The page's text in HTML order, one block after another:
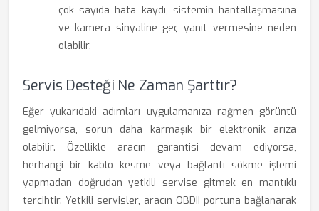
çok sayıda hata kaydı, sistemin hantallaşmasına
ve kamera sinyaline geç yanıt vermesine neden
olabilir.
Servis Desteği Ne Zaman Şarttır?
Eğer yukarıdaki adımları uygulamanıza rağmen görüntü
gelmiyorsa, sorun daha karmaşık bir elektronik arıza
olabilir. Özellikle aracın garantisi devam ediyorsa,
herhangi bir kablo kesme veya bağlantı sökme işlemi
yapmadan doğrudan yetkili servise gitmek en mantıklı
tercihtir. Yetkili servisler, aracın OBDII portuna bağlanarak